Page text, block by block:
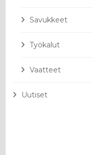
Savukkeet
Työkalut
Vaatteet
Uutiset